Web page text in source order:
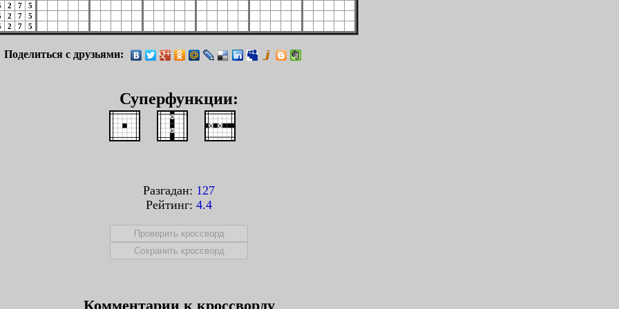
2 7
5
2 7
5
2 7 5
Поделиться с друзьями:
Суперфункции:
Разгадан: 127
Рейтинг: 4.4
Комментарии к кроссворду